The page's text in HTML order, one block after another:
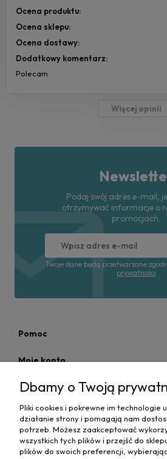
Ocena produktu:
Ocena sklepu:
Ocena dostawy:
Dodatkowy komentarz:
Polecam
Więcej opinii
Podaj swój adres e-mail,
otrzymywać informacje o
promocjach.
Twoje dane będą przetwarzane
prywatności
Pomoc
Moje konto
Płatności i dostawa
Informacje
O nas
Dbamy o Twoją
Pliki cookies i pokrewne im technologie
działanie strony i pomagają nam
potrzeb. Możesz zaakceptować
wszystkich tych plików i przejść do
plików do swoich preferencji,